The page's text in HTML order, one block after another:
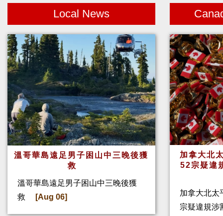
Local News
溫哥華島遠足男子困山中三晚後獲
救
溫哥華島遠足男子困山中三晚後獲
救
[Aug 06]
加拿大北
52宗疑違
加拿大北太
宗疑違規涉